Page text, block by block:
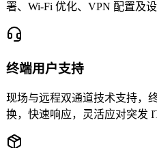
署、Wi-Fi 优化、VPN 配置及设
终端用户支持
现场与远程双通道技术支持，
换，快速响应，灵活应对突发